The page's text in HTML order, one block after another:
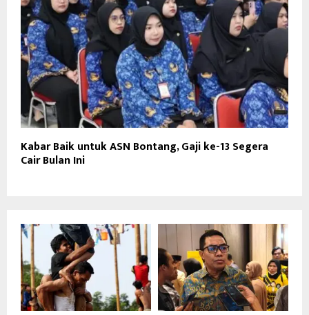
Kabar Baik untuk ASN Bontang, Gaji ke-13 Segera
Cair Bulan Ini